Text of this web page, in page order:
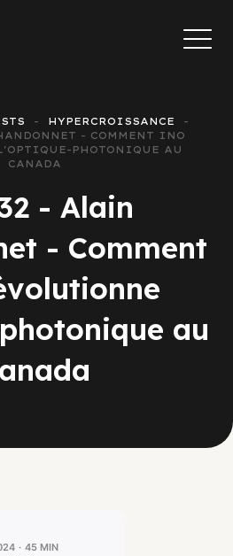
HYPERCROISSANCE
- COMMENT INO
PHOTONIQUE AU
CANADA
- Alain
- Comment
au